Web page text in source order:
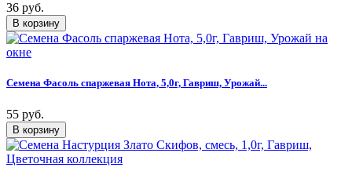
36 руб.
Семена Фасоль спаржевая Нота, 5,0г, Гавриш, Урожай...
55 руб.